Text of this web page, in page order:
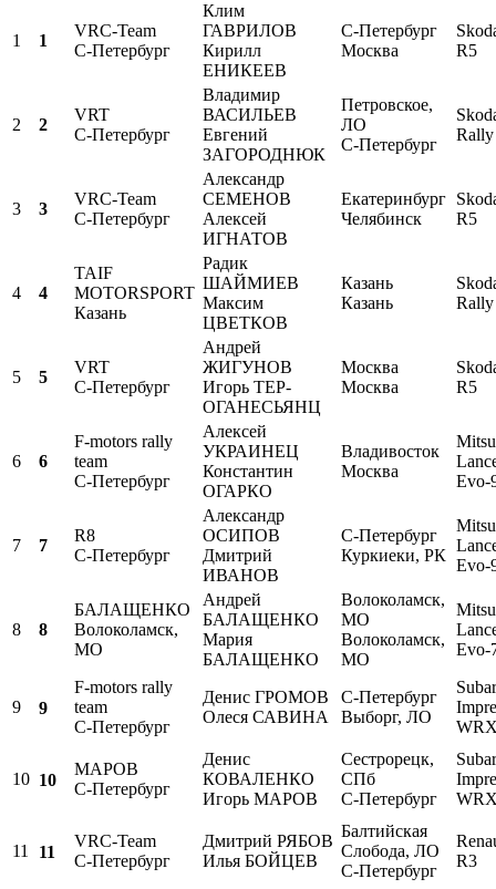
1 1
VRC-Team
С-Петербург
Клим
ГАВРИЛОВ
Кирилл
ЕНИКЕЕВ
С-Петербург
Москва
R5
2 2
VRT
С-Петербург
Владимир
ВАСИЛЬЕВ
Евгений
ЗАГОРОДНЮК
Петровское,
ЛО
С-Петербург
3 3
VRC-Team
С-Петербург
Александр
СЕМЕНОВ
Алексей
ИГНАТОВ
Екатеринбург
Челябинск
R5
4 4
TAIF
MOTORSPORT
Казань
Радик
ШАЙМИЕВ
Максим
ЦВЕТКОВ
Казань
Казань
5 5
VRT
С-Петербург
Андрей
ЖИГУНОВ
Игорь ТЕР-
ОГАНЕСЬЯНЦ
Москва
Москва
R5
6 6
F-motors rally
team
С-Петербург
Алексей
УКРАИНЕЦ
Константин
ОГАРКО
Владивосток
Москва
Evo-
7 7
R8
C-Петербург
Александр
ОСИПОВ
Дмитрий
ИВАНОВ
С-Петербург
Куркиеки, РК
Evo-
8 8
БАЛАЩЕНКО
Волоколамск,
МО
Андрей
БАЛАЩЕНКО
Мария
БАЛАЩЕНКО
Волоколамск,
МО
Волоколамск,
МО
Evo-
9 9
F-motors rally
team
С-Петербург
Денис ГРОМОВ
Олеся САВИНА
С-Петербург
Выборг, ЛО
10 10
МАРОВ
С-Петербург
Денис
КОВАЛЕНКО
Игорь МАРОВ
Сестрорецк,
СПб
С-Петербург
11 11
VRC-Team
С-Петербург
Дмитрий РЯБОВ
Илья БОЙЦЕВ
Балтийская
Слобода, ЛО
С-Петербург
R3